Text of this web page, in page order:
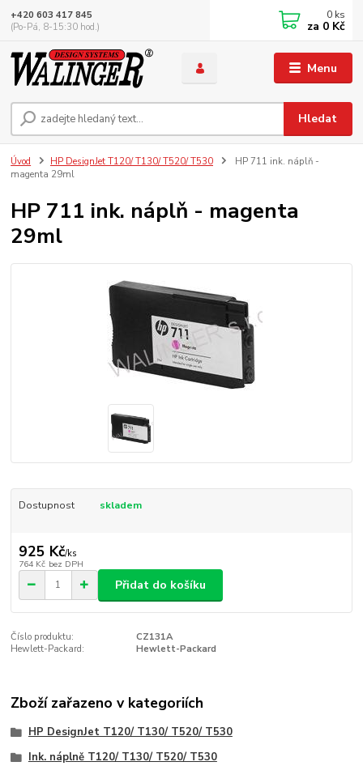
Menu
Hledat
+420 603 417 845
(Po-Pá, 8-15:30 hod.)
0 ks
za 0 Kč
Úvod HP DesignJet T120/ T130/ T520/ T530
HP 711 ink. náplň -
magenta 29ml
HP 711 ink. náplň - magenta
29ml
Dostupnost skladem
925 Kč/ks
764 Kč bez DPH
Přidat do košíku
Číslo produktu:
CZ131A
Hewlett-Packard:
Hewlett-Packard
Zboží zařazeno v kategoriích
HP DesignJet T120/ T130/ T520/ T530
Ink. náplně T120/ T130/ T520/ T530